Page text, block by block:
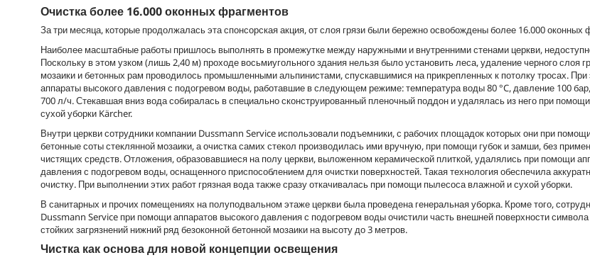
Очистка более 16.000 оконных фрагментов
За три месяца, которые продолжалась эта спонсорская акция, от слоя грязи были бережно освобождены более 16.000 оконных
Наиболее масштабные работы пришлось выполнять в промежутке между наружными и внутренними стенами церкви,
Поскольку в этом узком (лишь 2,40 м) проходе восьмиугольного здания нельзя было установить леса, удаление черного слоя
мозаики и бетонных рам проводилось промышленными альпинистами, спускавшимися на прикрепленных к потолку тросах.
аппараты высокого давления с подогревом воды, работавшие в следующем режиме: температура воды 80 °C, давление 100
700 л/ч. Стекавшая вниз вода собиралась в специально сконструированный пленочный поддон и удалялась из него при
сухой уборки Kärcher.
Внутри церкви сотрудники компании Dussmann Service использовали подъемники, с рабочих площадок которых они при
бетонные соты стеклянной мозаики, а очистка самих стекол производилась ими вручную, при помощи губок и замши, без
чистящих средств. Отложения, образовавшиеся на полу церкви, выложенном керамической плиткой, удалялись при помощи
давления с подогревом воды, оснащенного приспособлением для очистки поверхностей. Такая технология обеспечила
очистку. При выполнении этих работ грязная вода также сразу откачивалась при помощи пылесоса влажной и сухой уборки.
В санитарных и прочих помещениях на полуподвальном этаже церкви была проведена генеральная уборка. Кроме того,
Dussmann Service при помощи аппаратов высокого давления с подогревом воды очистили часть внешней поверхности
стойких загрязнений нижний ряд безоконной бетонной мозаики на высоту до 3 метров.
Чистка как основа для новой концепции освещения